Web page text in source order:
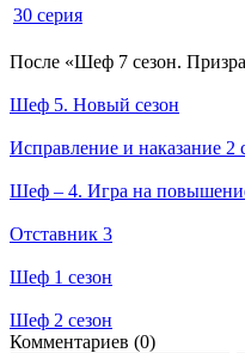
30 серия
По­сле «Шеф 7 сезон.
Шеф 5. Новый сезон
Исправление и наказание 2
Шеф – 4. Игра на
Отставник 3
Шеф 1 сезон
Шеф 2 сезон
Ком­мен­та­ри­ев (0)